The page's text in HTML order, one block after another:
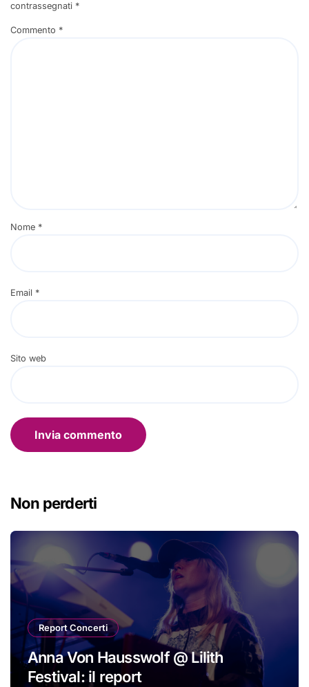
contrassegnati *
Commento *
Nome *
Email *
Sito web
Non perderti
Report Concerti
Anna Von Hausswolf @ Lilith
Festival: il report